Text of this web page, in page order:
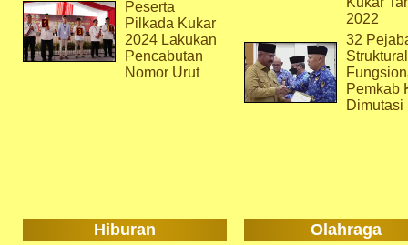
Peserta
Pilkada Kukar
2024 Lakukan
Pencabutan
Nomor Urut
2022
32
Pemkab
Dimutasi
Hiburan Olahraga